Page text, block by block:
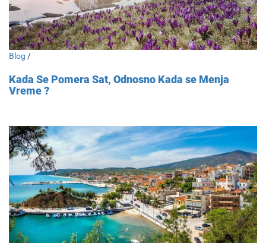
Blog /
Kada Se Pomera Sat, Odnosno Kada se Menja
Vreme ?